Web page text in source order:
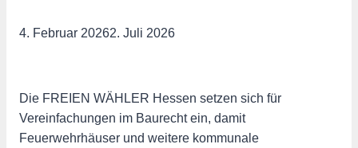
4. Februar 20262. Juli 2026
Die FREIEN WÄHLER Hessen setzen sich für
Vereinfachungen im Baurecht ein, damit
Feuerwehrhäuser und weitere kommunale